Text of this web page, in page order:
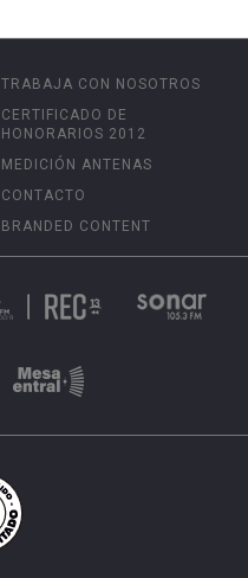
TRABAJA CON NOSOTROS
CERTIFICADO DE
HONORARIOS 2012
MEDICIÓN ANTENAS
CONTACTO
BRANDED CONTENT